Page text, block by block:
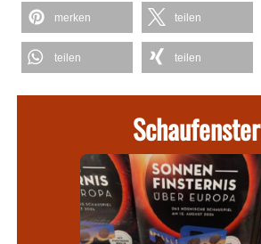
merken teilen
teilen teilen
Schaufenster